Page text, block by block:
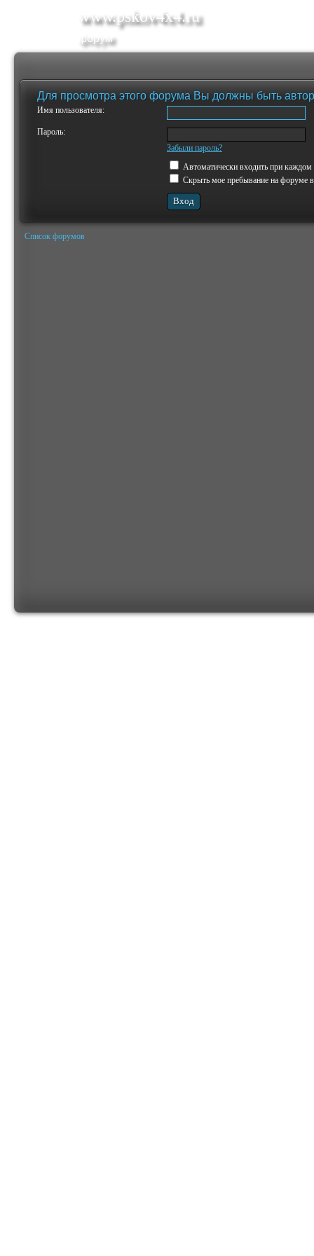
www.pskov4x4.ru
форум
Для просмотра этого форума Вы должны быть
Имя пользователя:
Пароль:
Забыли пароль?
Автоматически входить при каждом
Скрыть мое пребывание на форуме в
Список форумов